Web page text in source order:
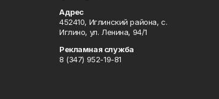
Адрес
452410, Иглинский района, с.
Иглино, ул. Ленина, 94/1
Рекламная служба
8 (347) 952-19-81